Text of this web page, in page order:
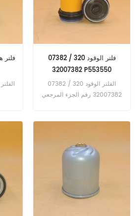
فلتر
الفلتر
فلتر الوقود 320 / 07382
32007382 P553550
SK48618 16237815
الفلتر الوقود 320 / 07382
32007382 رقم الجزء المرجعي